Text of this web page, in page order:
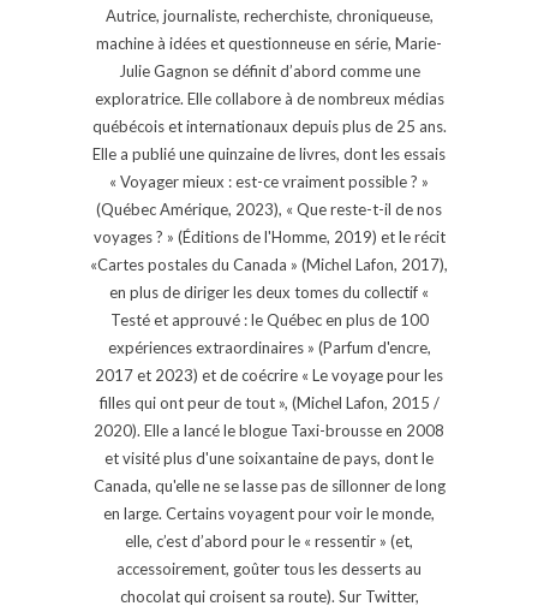
Autrice, journaliste, recherchiste, chroniqueuse,
machine à idées et questionneuse en série, Marie-
Julie Gagnon se définit d’abord comme une
exploratrice. Elle collabore à de nombreux médias
québécois et internationaux depuis plus de 25 ans.
Elle a publié une quinzaine de livres, dont les essais
« Voyager mieux : est-ce vraiment possible ? »
(Québec Amérique, 2023), « Que reste-t-il de nos
voyages ? » (Éditions de l'Homme, 2019) et le récit
«Cartes postales du Canada » (Michel Lafon, 2017),
en plus de diriger les deux tomes du collectif «
Testé et approuvé : le Québec en plus de 100
expériences extraordinaires » (Parfum d'encre,
2017 et 2023) et de coécrire « Le voyage pour les
filles qui ont peur de tout », (Michel Lafon, 2015 /
2020). Elle a lancé le blogue Taxi-brousse en 2008
et visité plus d'une soixantaine de pays, dont le
Canada, qu'elle ne se lasse pas de sillonner de long
en large. Certains voyagent pour voir le monde,
elle, c’est d’abord pour le « ressentir » (et,
accessoirement, goûter tous les desserts au
chocolat qui croisent sa route). Sur Twitter,